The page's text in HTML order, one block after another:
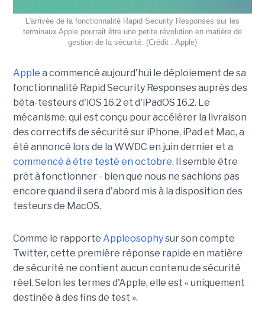
L'arrivée de la fonctionnalité Rapid Security Responses sur les
terminaux Apple pourrait être une petite révolution en matière de
gestion de la sécurité. (Crédit : Apple)
Apple a commencé aujourd'hui le déploiement de sa
fonctionnalité Rapid Security Responses auprès des
bêta-testeurs d'iOS 16.2 et d'iPadOS 16.2. Le
mécanisme, qui est conçu pour accélérer la livraison
des correctifs de sécurité sur iPhone, iPad et Mac, a
été annoncé lors de la WWDC en juin dernier et a
commencé à être testé en octobre. Il semble être
prêt à fonctionner - bien que nous ne sachions pas
encore quand il sera d'abord mis à la disposition des
testeurs de MacOS.
Comme le rapporte Appleosophysur son compte
Twitter, cette première réponse rapide en matière
de sécurité ne contient aucun contenu de sécurité
réel. Selon les termes d'Apple, elle est « uniquement
destinée à des fins de test ».